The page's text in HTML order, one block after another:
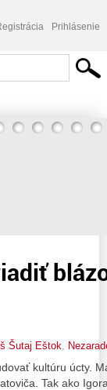
Prihlásenie
Šutaj Eštok
kultúru úcty.
Tak ako